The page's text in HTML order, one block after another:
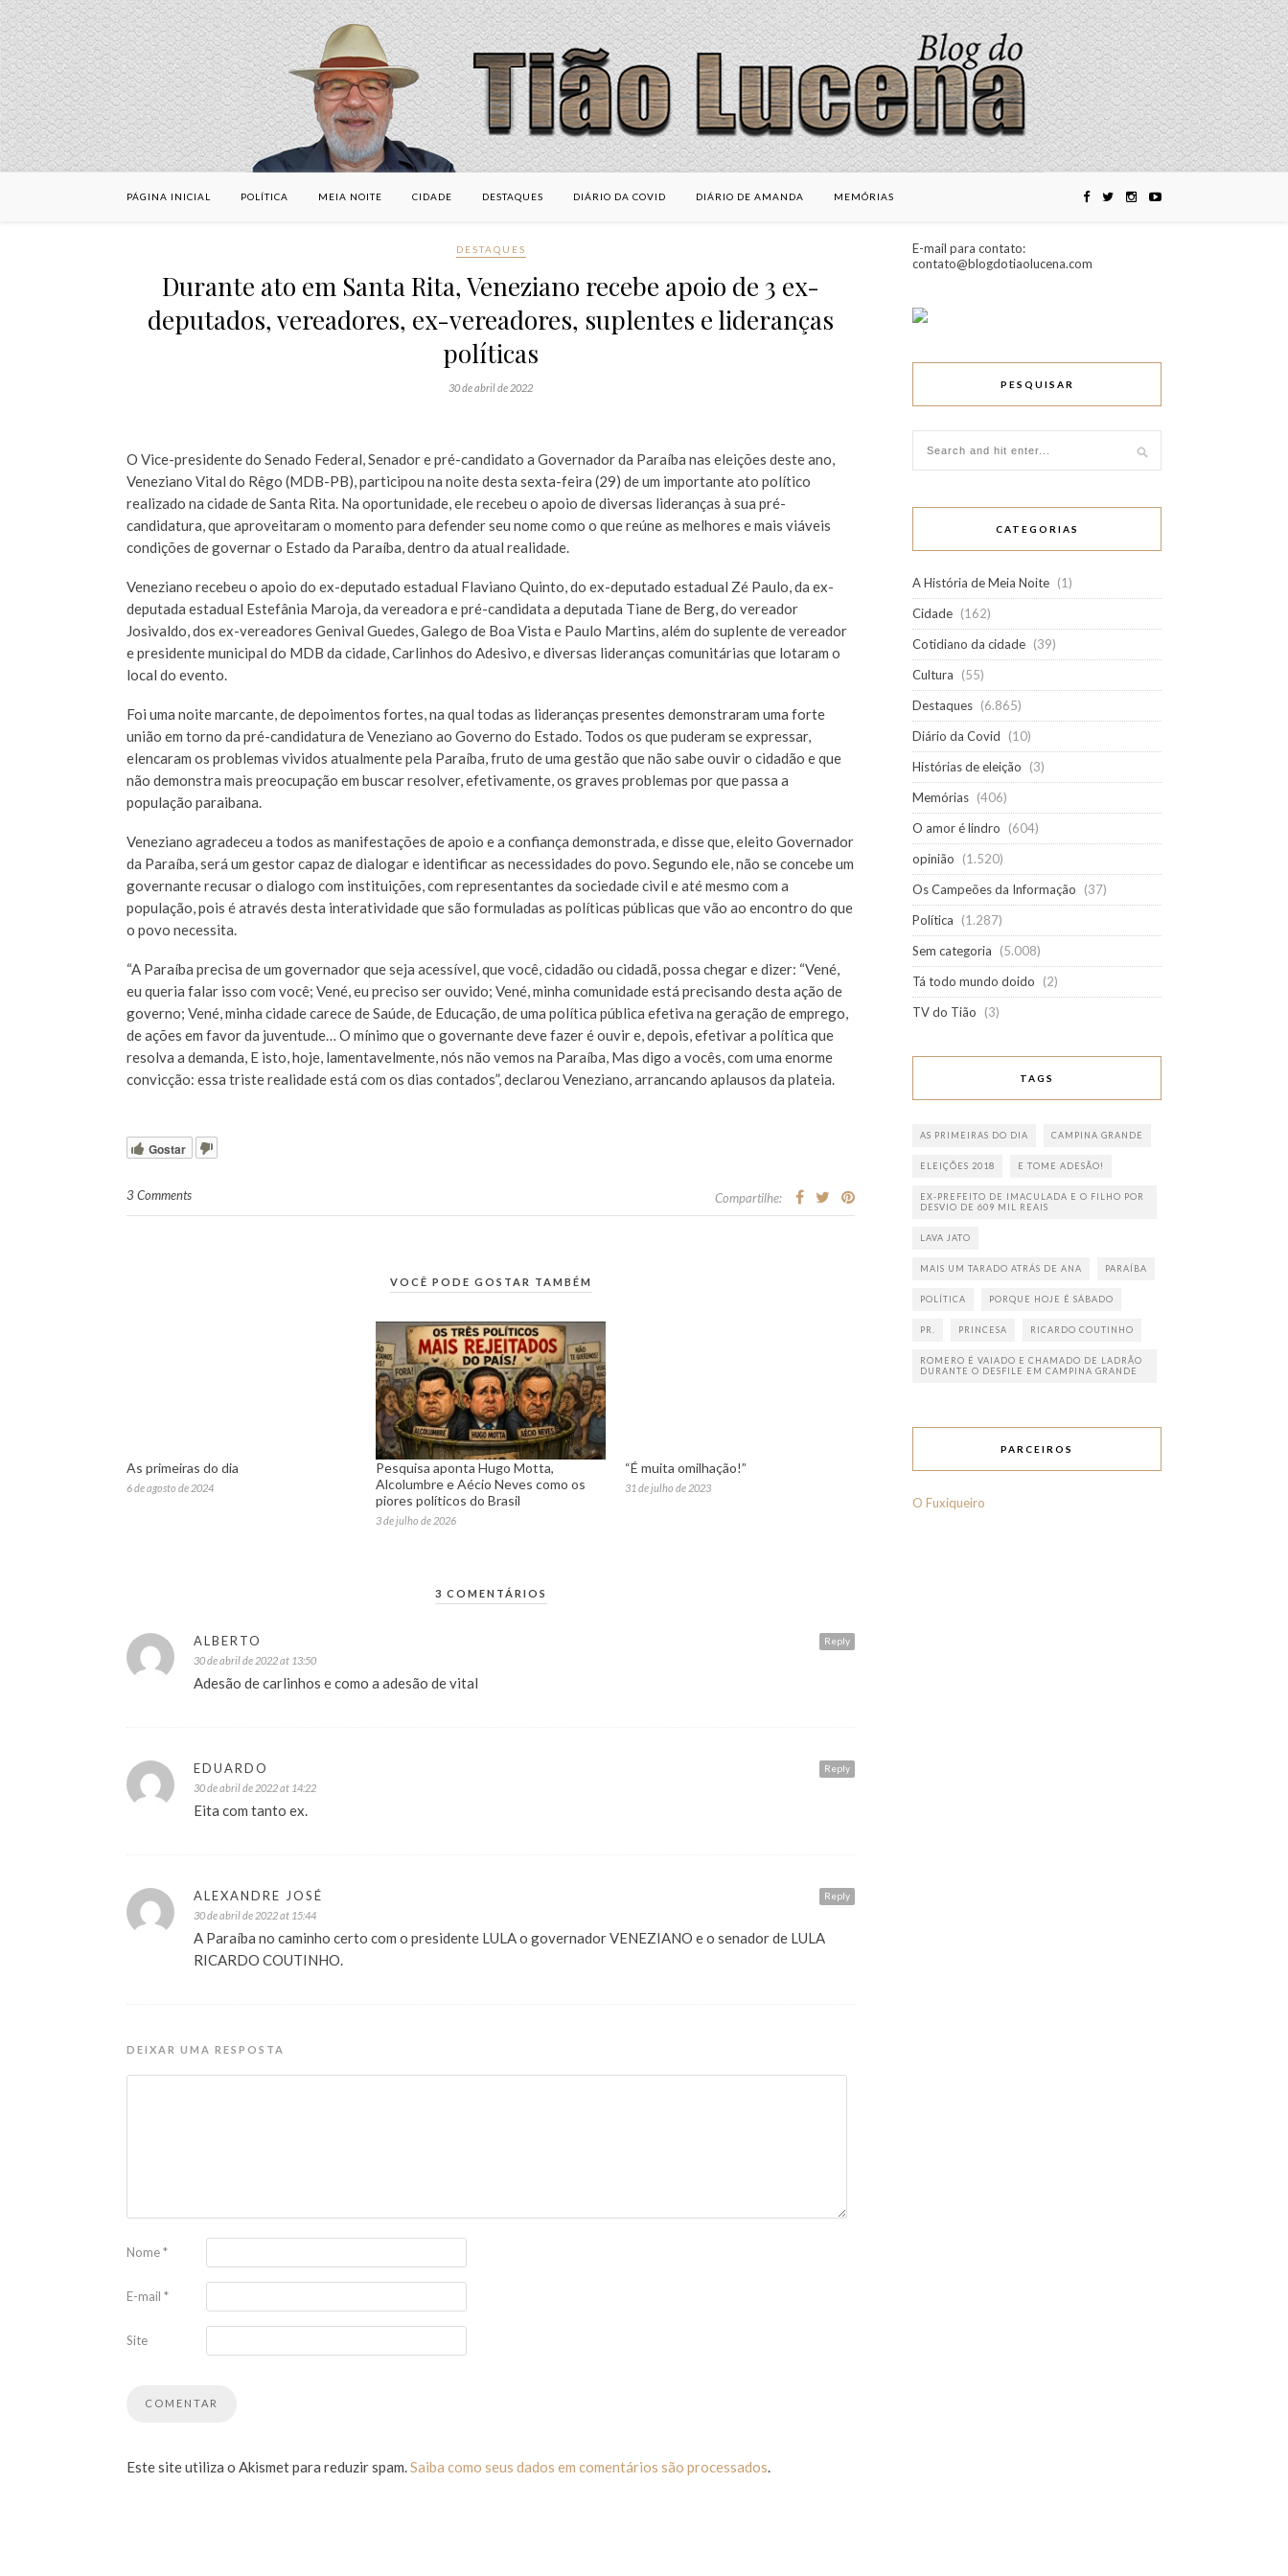
PÁGINA INICIAL POLÍTICA MEIA NOITE CIDADE DESTAQUES DIÁRIO DA COVID DIÁRIO DE AMANDA MEMÓRIAS
DESTAQUES
Durante ato em Santa Rita, Veneziano recebe apoio de 3 ex-
deputados, vereadores, ex-vereadores, suplentes e lideranças
políticas
30 de abril de 2022
O Vice-presidente do Senado Federal, Senador e pré-candidato a Governador da Paraíba nas eleições deste ano,
Veneziano Vital do Rêgo (MDB-PB), participou na noite desta sexta-feira (29) de um importante ato político
realizado na cidade de Santa Rita. Na oportunidade, ele recebeu o apoio de diversas lideranças à sua pré-
candidatura, que aproveitaram o momento para defender seu nome como o que reúne as melhores e mais viáveis
condições de governar o Estado da Paraíba, dentro da atual realidade.
Veneziano recebeu o apoio do ex-deputado estadual Flaviano Quinto, do ex-deputado estadual Zé Paulo, da ex-
deputada estadual Estefânia Maroja, da vereadora e pré-candidata a deputada Tiane de Berg, do vereador
Josivaldo, dos ex-vereadores Genival Guedes, Galego de Boa Vista e Paulo Martins, além do suplente de vereador
e presidente municipal do MDB da cidade, Carlinhos do Adesivo, e diversas lideranças comunitárias que lotaram o
local do evento.
Foi uma noite marcante, de depoimentos fortes, na qual todas as lideranças presentes demonstraram uma forte
união em torno da pré-candidatura de Veneziano ao Governo do Estado. Todos os que puderam se expressar,
elencaram os problemas vividos atualmente pela Paraíba, fruto de uma gestão que não sabe ouvir o cidadão e que
não demonstra mais preocupação em buscar resolver, efetivamente, os graves problemas por que passa a
população paraibana.
Veneziano agradeceu a todos as manifestações de apoio e a confiança demonstrada, e disse que, eleito Governador
da Paraíba, será um gestor capaz de dialogar e identificar as necessidades do povo. Segundo ele, não se concebe um
governante recusar o dialogo com instituições, com representantes da sociedade civil e até mesmo com a
população, pois é através desta interatividade que são formuladas as políticas públicas que vão ao encontro do que
o povo necessita.
“A Paraíba precisa de um governador que seja acessível, que você, cidadão ou cidadã, possa chegar e dizer: “Vené,
eu queria falar isso com você; Vené, eu preciso ser ouvido; Vené, minha comunidade está precisando desta ação de
governo; Vené, minha cidade carece de Saúde, de Educação, de uma política pública efetiva na geração de emprego,
de ações em favor da juventude… O mínimo que o governante deve fazer é ouvir e, depois, efetivar a política que
resolva a demanda, E isto, hoje, lamentavelmente, nós não vemos na Paraíba, Mas digo a vocês, com uma enorme
convicção: essa triste realidade está com os dias contados”, declarou Veneziano, arrancando aplausos da plateia.
Gostar
3 Comments Compartilhe:
VOCÊ PODE GOSTAR TAMBÉM
As primeiras do dia
6 de agosto de 2024
Pesquisa aponta Hugo Motta,
Alcolumbre e Aécio Neves como os
piores políticos do Brasil
3 de julho de 2026
“É muita omilhação!”
31 de julho de 2023
3 COMENTÁRIOS
Reply
ALBERTO
30 de abril de 2022 at 13:50
Adesão de carlinhos e como a adesão de vital
Reply
EDUARDO
30 de abril de 2022 at 14:22
Eita com tanto ex.
Reply
ALEXANDRE JOSÉ
30 de abril de 2022 at 15:44
A Paraíba no caminho certo com o presidente LULA o governador VENEZIANO e o senador de LULA
RICARDO COUTINHO.
DEIXAR UMA RESPOSTA
Nome*
E-mail *
Site
Este site utiliza o Akismet para reduzir spam.Saiba como seus dados em comentários são processados.
E-mail para contato:
contato@blogdotiaolucena.com
PESQUISAR
CATEGORIAS
A História de Meia Noite (1)
Cidade (162)
Cotidiano da cidade (39)
Cultura
(55)
Destaques (6.865)
Diário da Covid
(10)
Histórias de eleição
(3)
Memórias (406)
O amor é lindro
(604)
opinião
(1.520)
Os Campeões da Informação
(37)
Política
(1.287)
Sem categoria
(5.008)
Tá todo mundo doido
(2)
TV do Tião
(3)
TAGS
AS PRIMEIRAS DO DIA CAMPINA GRANDE
ELEIÇÕES 2018 E TOME ADESÃO!
EX-PREFEITO DE IMACULADA E O FILHO POR
DESVIO DE 609 MIL REAIS
LAVA JATO
MAIS UM TARADO ATRÁS DE ANA PARAÍBA
POLÍTICA PORQUE HOJE É SÁBADO
PR. PRINCESA RICARDO COUTINHO
ROMERO É VAIADO E CHAMADO DE LADRÃO
DURANTE O DESFILE EM CAMPINA GRANDE
PARCEIROS
O Fuxiqueiro